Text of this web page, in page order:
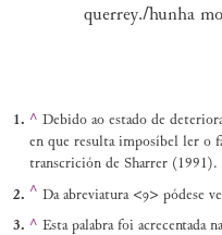
querrey.⌈hunha
^ Debido ao estado de
en que resulta imposíbel ler o
transcrición de Sharrer (1991).
^ Da abreviatura <ꝯ> pódese
^ Esta palabra foi acrecentada